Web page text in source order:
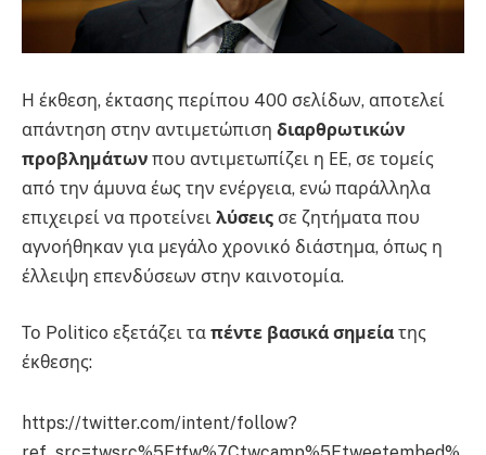
Η έκθεση, έκτασης περίπου 400 σελίδων, αποτελεί
απάντηση στην αντιμετώπιση διαρθρωτικών
προβλημάτων που αντιμετωπίζει η ΕΕ, σε τομείς
από την άμυνα έως την ενέργεια, ενώ παράλληλα
επιχειρεί να προτείνει λύσεις σε ζητήματα που
αγνοήθηκαν για μεγάλο χρονικό διάστημα, όπως η
έλλειψη επενδύσεων στην καινοτομία.
Το Politico εξετάζει τα πέντε βασικά σημεία της
έκθεσης:
https://twitter.com/intent/follow?